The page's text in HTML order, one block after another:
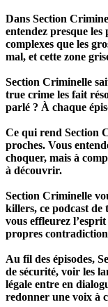
Dans Section
entendez presque
complexes que les
mal, et cette zone
Section Criminelle
true crime les fait
parlé ? À chaque
Ce qui rend Section
proches. Vous
choquer, mais à
à découvrir.
Section Criminelle
killers, ce podcast de
vous effleurez
propres
Au fil des épisodes,
de sécurité, voir les
légale entre en
redonner une voix à